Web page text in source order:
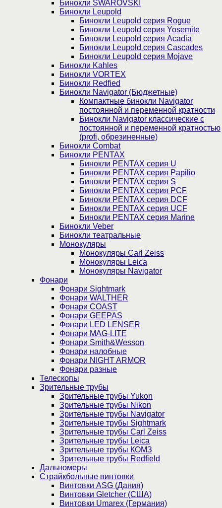
Бинокли SWAROVSKI
Бинокли Leupold
Бинокли Leupold серия Rogue
Бинокли Leupold серия Yosemite
Бинокли Leupold серия Acadia
Бинокли Leupold серия Cascades
Бинокли Leupold серия Mojave
Бинокли Kahles
Бинокли VORTEX
Бинокли Redfied
Бинокли Navigator (Бюджетные)
Компактные бинокли Navigator
постоянной и переменной кратности
Бинокли Navigator классические с
постоянной и переменной кратностью
(profi, обрезиненные)
Бинокли Combat
Бинокли PENTAX
Бинокли PENTAX серия U
Бинокли PENTAX серия Papilio
Бинокли PENTAX серия S
Бинокли PENTAX серия PCF
Бинокли PENTAX серия DCF
Бинокли PENTAX серия UCF
Бинокли PENTAX серия Marine
Бинокли Veber
Бинокли театральные
Монокуляры
Монокуляры Carl Zeiss
Монокуляры Leica
Монокуляры Navigator
Фонари
Фонари Sightmark
Фонари WALTHER
Фонари COAST
Фонари GEEPAS
Фонари LED LENSER
Фонари MAG-LITE
Фонари Smith&Wesson
Фонари налобные
Фонари NIGHT ARMOR
Фонари разные
Телескопы
Зрительные трубы
Зрительные трубы Yukon
Зрительные трубы Nikon
Зрительные трубы Navigator
Зрительные трубы Sightmark
Зрительные трубы Carl Zeiss
Зрительные трубы Leica
Зрительные трубы КОМЗ
Зрительные трубы Redfield
Дальномеры
Страйкбольные винтовки
Винтовки ASG (Дания)
Винтовки Gletcher (США)
Винтовки Umarex (Германия)